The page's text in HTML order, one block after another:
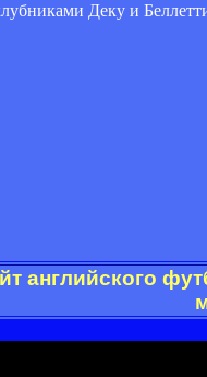
Деку и
английского